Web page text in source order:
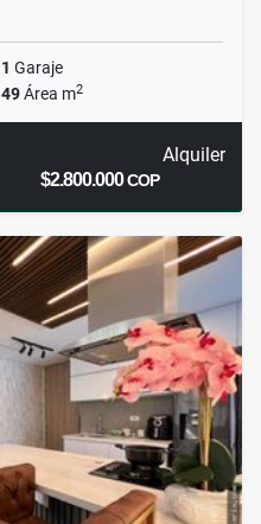
1 Garaje
49Área m2
Alquiler
$2.800.000COP